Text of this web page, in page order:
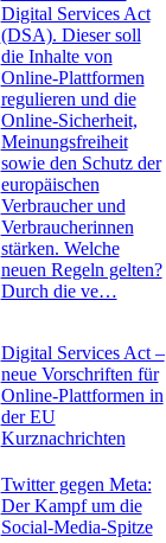
Digital Services Act
(DSA). Dieser soll
die Inhalte von
Online-Plattformen
regulieren und die
Online-Sicherheit,
Meinungsfreiheit
sowie den Schutz der
europäischen
Verbraucher und
Verbraucherinnen
stärken. Welche
neuen Regeln gelten?
Durch die ve…
Digital Services Act –
neue Vorschriften für
Online-Plattformen in
der EU
Kurznachrichten
Twitter gegen Meta:
Der Kampf um die
Social-Media-Spitze